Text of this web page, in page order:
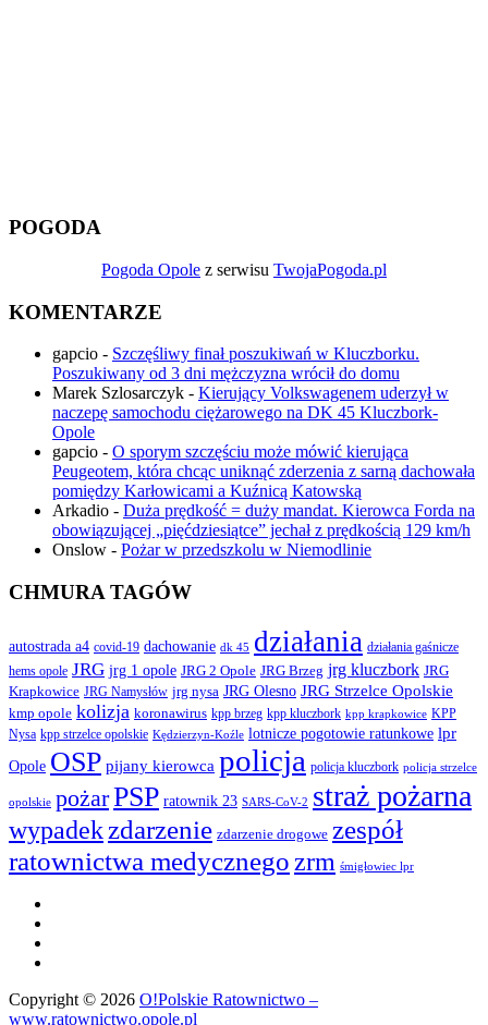
POGODA
Pogoda Opole z serwisu TwojaPogoda.pl
KOMENTARZE
gapcio - Szczęśliwy finał poszukiwań w Kluczborku.
Poszukiwany od 3 dni mężczyzna wrócił do domu
Marek Szlosarczyk - Kierujący Volkswagenem uderzył w
naczepę samochodu ciężarowego na DK 45 Kluczbork-
Opole
gapcio - O sporym szczęściu może mówić kierująca
Peugeotem, która chcąc uniknąć zderzenia z sarną dachowała
pomiędzy Karłowicami a Kuźnicą Katowską
Arkadio - Duża prędkość = duży mandat. Kierowca Forda na
obowiązującej „pięćdziesiątce” jechał z prędkością 129 km/h
Onslow - Pożar w przedszkolu w Niemodlinie
CHMURA TAGÓW
autostrada a4 covid-19 dachowanie dk 45 działania działania gaśnicze
hems opole JRG jrg 1 opole JRG 2 Opole JRG Brzeg jrg kluczbork JRG
Krapkowice JRG Namysłów jrg nysa JRG Olesno JRG Strzelce Opolskie
kmp opole kolizja koronawirus kpp brzeg kpp kluczbork kpp krapkowice KPP
Nysa kpp strzelce opolskie Kędzierzyn-Koźle lotnicze pogotowie ratunkowe lpr
Opole OSP pijany kierowca policja policja kluczbork policja strzelce
opolskie pożarPSP ratownik 23 SARS-CoV-2 straż pożarna
wypadekzdarzenie zdarzenie drogowe zespół
ratownictwa medycznego zrm śmigłowiec lpr
Copyright © 2026 O!Polskie Ratownictwo –
www.ratownictwo.opole.pl